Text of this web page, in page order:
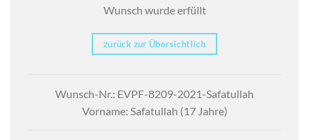
Wunsch wurde erfüllt
zurück zur Übersichtlich
Wunsch-Nr.: EVPF-8209-2021-Safatullah
Vorname: Safatullah (17 Jahre)